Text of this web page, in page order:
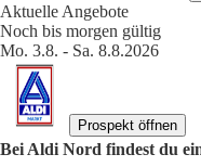
Aktuelle Angebote
Noch bis morgen gültig
Mo. 3.8. - Sa. 8.8.2026
Prospekt öffnen
Bei Aldi Nord findest du